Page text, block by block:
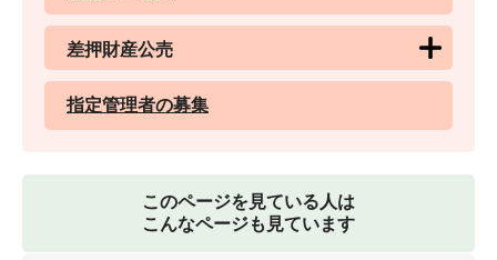
差押財産公売
指定管理者の募集
このページを見ている人は
こんなページも見ています